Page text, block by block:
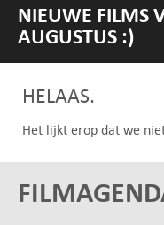
NIEUWE FILMS
AUGUSTUS :)
HELAAS.
Het lijkt erop dat we